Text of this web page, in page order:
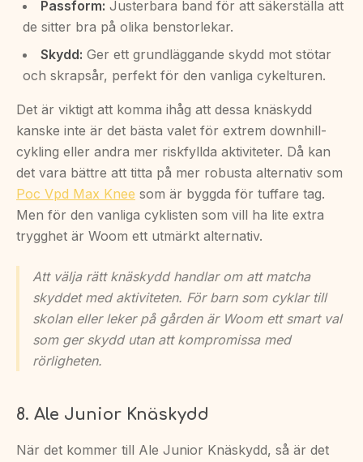
Passform: Justerbara band för att säkerställa att
de sitter bra på olika benstorlekar.
Skydd: Ger ett grundläggande skydd mot stötar
och skrapsår, perfekt för den vanliga cykelturen.
Det är viktigt att komma ihåg att dessa knäskydd
kanske inte är det bästa valet för extrem downhill-
cykling eller andra mer riskfyllda aktiviteter. Då kan
det vara bättre att titta på mer robusta alternativ som
Poc Vpd Max Knee som är byggda för tuffare tag.
Men för den vanliga cyklisten som vill ha lite extra
trygghet är Woom ett utmärkt alternativ.
Att välja rätt knäskydd handlar om att matcha
skyddet med aktiviteten. För barn som cyklar till
skolan eller leker på gården är Woom ett smart val
som ger skydd utan att kompromissa med
rörligheten.
8. Ale Junior Knäskydd
När det kommer till Ale Junior Knäskydd, så är det